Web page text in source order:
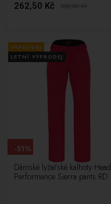
262,50 Kč 350,00Kč
VÝPRODEJ
LETNÍ VÝPRODEJ
Dámské lyžařské kalhoty Head
Performance Sierra pants RD
-51%